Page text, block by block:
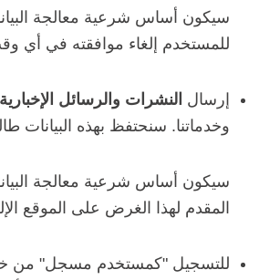
سيكون أساس شرعية معالجة
للمستخدم إلغاء موافقته في أي
إرسال النشرات والرسائل الإخبارية
وخدماتنا. سنحتفظ بهذه البيانات
سيكون أساس شرعية معالجة
المقدم لهذا الغرض على الموقع
للتسجيل "كمستخدم مسجل" من